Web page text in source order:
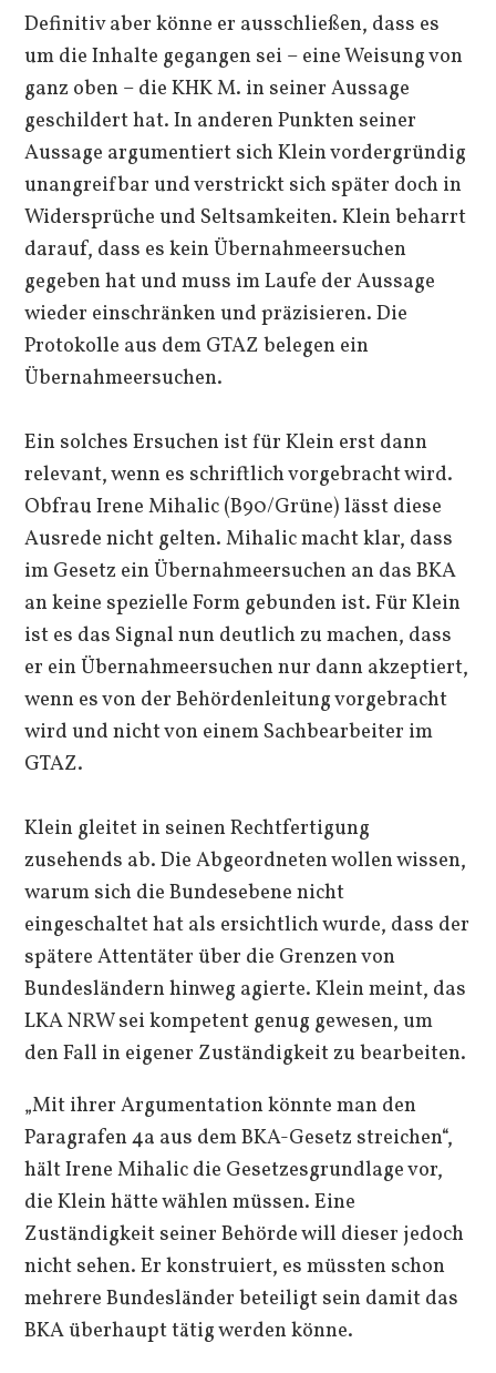
Definitiv aber könne er ausschließen, dass es
um die Inhalte gegangen sei – eine Weisung von
ganz oben – die KHK M. in seiner Aussage
geschildert hat. In anderen Punkten seiner
Aussage argumentiert sich Klein vordergründig
unangreifbar und verstrickt sich später doch in
Widersprüche und Seltsamkeiten. Klein beharrt
darauf, dass es kein Übernahmeersuchen
gegeben hat und muss im Laufe der Aussage
wieder einschränken und präzisieren. Die
Protokolle aus dem GTAZ belegen ein
Übernahmeersuchen.
Ein solches Ersuchen ist für Klein erst dann
relevant, wenn es schriftlich vorgebracht wird.
Obfrau Irene Mihalic (B90/Grüne) lässt diese
Ausrede nicht gelten. Mihalic macht klar, dass
im Gesetz ein Übernahmeersuchen an das BKA
an keine spezielle Form gebunden ist. Für Klein
ist es das Signal nun deutlich zu machen, dass
er ein Übernahmeersuchen nur dann akzeptiert,
wenn es von der Behördenleitung vorgebracht
wird und nicht von einem Sachbearbeiter im
GTAZ.
Klein gleitet in seinen Rechtfertigung
zusehends ab. Die Abgeordneten wollen wissen,
warum sich die Bundesebene nicht
eingeschaltet hat als ersichtlich wurde, dass der
spätere Attentäter über die Grenzen von
Bundesländern hinweg agierte. Klein meint, das
LKA NRW sei kompetent genug gewesen, um
den Fall in eigener Zuständigkeit zu bearbeiten.
„Mit ihrer Argumentation könnte man den
Paragrafen 4a aus dem BKA-Gesetz streichen“,
hält Irene Mihalic die Gesetzesgrundlage vor,
die Klein hätte wählen müssen. Eine
Zuständigkeit seiner Behörde will dieser jedoch
nicht sehen. Er konstruiert, es müssten schon
mehrere Bundesländer beteiligt sein damit das
BKA überhaupt tätig werden könne.